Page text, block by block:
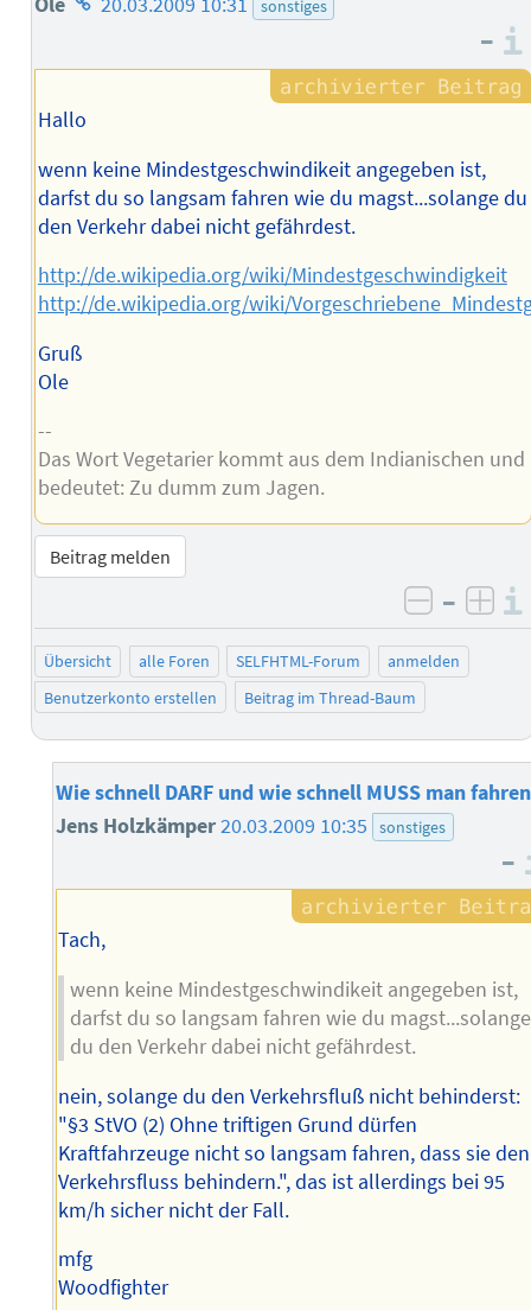
Autors
sonstiges
–
Hallo
wenn keine Mindestgeschwindikeit angegeben ist,
darfst du so langsam fahren wie du magst...solange du
den Verkehr dabei nicht gefährdest.
http://de.wikipedia.org/wiki/Mindestgeschwindigkeit
http://de.wikipedia.org/wiki/
Gruß
Ole
--
Das Wort Vegetarier kommt aus dem Indianischen und
bedeutet: Zu dumm zum Jagen.
Beitrag melden
negativ
–
Übersicht alle Foren SELFHTML-Forum
anmelden
Benutzerkonto erstellen
Beitrag im Thread-Baum
Wie schnell DARF und wie schnell MUSS man
Jens Holzkämper20.03.2009 10:35 sonstiges
–
Tach,
wenn keine Mindestgeschwindikeit angegeben ist,
darfst du so langsam fahren wie du magst...solange
du den Verkehr dabei nicht gefährdest.
nein, solange du den Verkehrsfluß nicht behinderst:
"§3 StVO (2) Ohne triftigen Grund dürfen
Kraftfahrzeuge nicht so langsam fahren, dass sie den
Verkehrsfluss behindern.", das ist allerdings bei 95
km/h sicher nicht der Fall.
mfg
Woodfighter